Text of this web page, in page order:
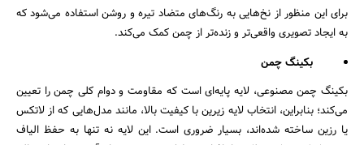
برای این منظور از نخ‌هایی به رنگ‌های متضاد تیره و روشن استفاده می‌شود که
به ایجاد تصویری واقعی‌تر و زنده‌تر از چمن کمک می‌کند.
بکینگ چمن
بکینگ چمن مصنوعی، لایه پایه‌ای است که مقاومت و دوام کلی چمن را تعیین
می‌کند؛ بنابراین، انتخاب لایه زیرین با کیفیت بالا، مانند مدل‌هایی که از لاتکس
یا رزین ساخته شده‌اند، بسیار ضروری است. این لایه نه تنها به حفظ الیاف